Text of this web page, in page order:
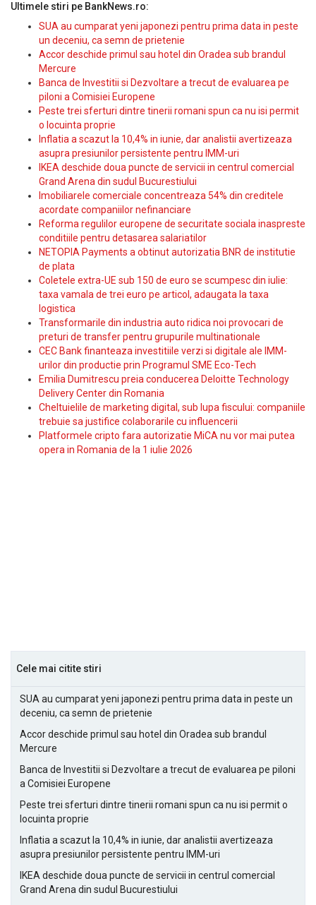
Ultimele stiri pe BankNews.ro:
SUA au cumparat yeni japonezi pentru prima data in peste
un deceniu, ca semn de prietenie
Accor deschide primul sau hotel din Oradea sub brandul
Mercure
Banca de Investitii si Dezvoltare a trecut de evaluarea pe
piloni a Comisiei Europene
Peste trei sferturi dintre tinerii romani spun ca nu isi permit
o locuinta proprie
Inflatia a scazut la 10,4% in iunie, dar analistii avertizeaza
asupra presiunilor persistente pentru IMM-uri
IKEA deschide doua puncte de servicii in centrul comercial
Grand Arena din sudul Bucurestiului
Imobiliarele comerciale concentreaza 54% din creditele
acordate companiilor nefinanciare
Reforma regulilor europene de securitate sociala inaspreste
conditiile pentru detasarea salariatilor
NETOPIA Payments a obtinut autorizatia BNR de institutie
de plata
Coletele extra-UE sub 150 de euro se scumpesc din iulie:
taxa vamala de trei euro pe articol, adaugata la taxa
logistica
Transformarile din industria auto ridica noi provocari de
preturi de transfer pentru grupurile multinationale
CEC Bank finanteaza investitiile verzi si digitale ale IMM-
urilor din productie prin Programul SME Eco-Tech
Emilia Dumitrescu preia conducerea Deloitte Technology
Delivery Center din Romania
Cheltuielile de marketing digital, sub lupa fiscului: companiile
trebuie sa justifice colaborarile cu influencerii
Platformele cripto fara autorizatie MiCA nu vor mai putea
opera in Romania de la 1 iulie 2026
Cele mai citite stiri
SUA au cumparat yeni japonezi pentru prima data in peste un
deceniu, ca semn de prietenie
Accor deschide primul sau hotel din Oradea sub brandul
Mercure
Banca de Investitii si Dezvoltare a trecut de evaluarea pe piloni
a Comisiei Europene
Peste trei sferturi dintre tinerii romani spun ca nu isi permit o
locuinta proprie
Inflatia a scazut la 10,4% in iunie, dar analistii avertizeaza
asupra presiunilor persistente pentru IMM-uri
IKEA deschide doua puncte de servicii in centrul comercial
Grand Arena din sudul Bucurestiului